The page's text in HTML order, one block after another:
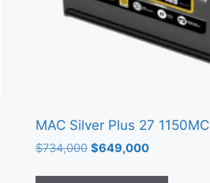
MAC Silver Plus 27 1150MC
$734,000 $649,000